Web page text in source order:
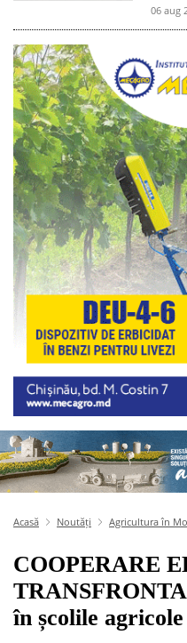
06 aug
Acasă Noutăți Agricultura în
COOPERARE
în școlile